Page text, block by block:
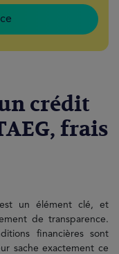
crédit
frais
un élément clé, et
de transparence.
financières sont
sache exactement ce